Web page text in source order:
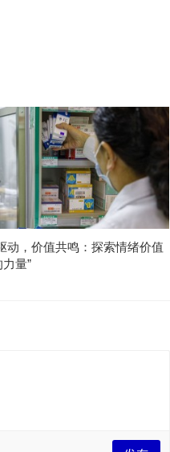
动，价值共鸣：探索情绪价值
量”